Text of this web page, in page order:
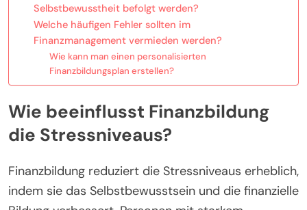
Selbstbewusstheit befolgt werden?
Welche häufigen Fehler sollten im
Finanzmanagement vermieden werden?
Wie kann man einen personalisierten
Finanzbildungsplan erstellen?
Wie beeinflusst Finanzbildung
die Stressniveaus?
Finanzbildung reduziert die Stressniveaus erheblich,
indem sie das Selbstbewusstsein und die finanzielle